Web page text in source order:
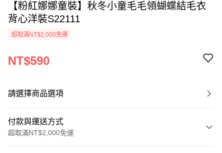
【粉紅娜娜童裝】秋冬小童毛毛領蝴蝶結毛衣
背心洋裝S22111
超取滿NT$2,000免運
NT$590
請選擇商品選項
付款與運送方式
超取滿NT$2,000免運